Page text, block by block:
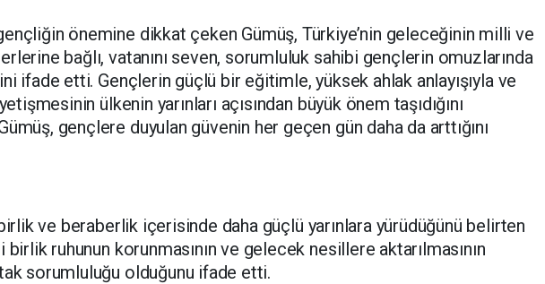
önemine dikkat çeken Gümüş, Türkiye’nin geleceğinin milli ve
bağlı, vatanını seven, sorumluluk sahibi gençlerin omuzlarında
ifade etti. Gençlerin güçlü bir eğitimle, yüksek ahlak anlayışıyla ve
ülkenin yarınları açısından büyük önem taşıdığını
gençlere duyulan güvenin her geçen gün daha da arttığını
ve beraberlik içerisinde daha güçlü yarınlara yürüdüğünü belirten
birlik ruhunun korunmasının ve gelecek nesillere aktarılmasının
sorumluluğu olduğunu ifade etti.